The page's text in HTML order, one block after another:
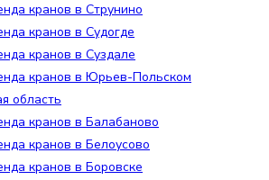
кранов в Струнино
кранов в Судогде
кранов в Суздале
кранов в Юрьев-Польском
область
кранов в Балабаново
кранов в Белоусово
кранов в Боровске